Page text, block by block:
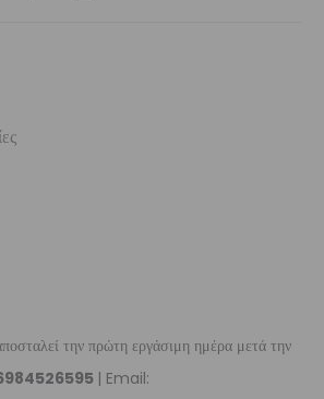
την πρώτη εργάσιμη ημέρα μετά την
| Email: